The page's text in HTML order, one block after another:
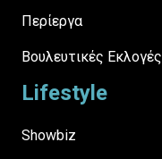
Περίεργα
Βουλευτικές Εκλογές
Lifestyle
Showbiz